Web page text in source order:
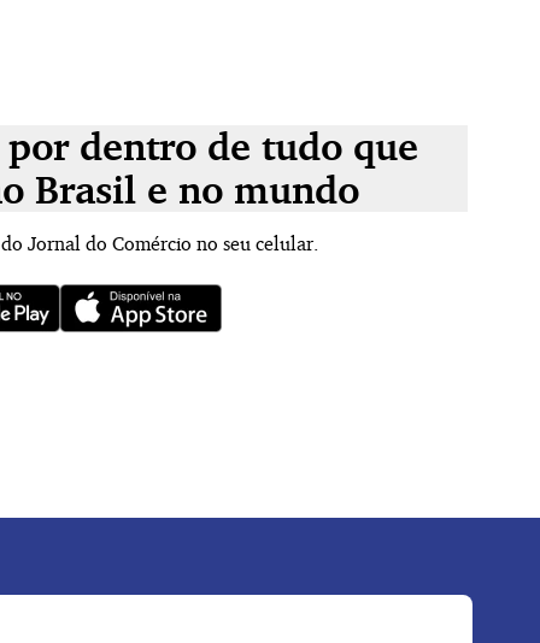
dentro de tudo que
Brasil e no mundo
Jornal do Comércio no seu celular.